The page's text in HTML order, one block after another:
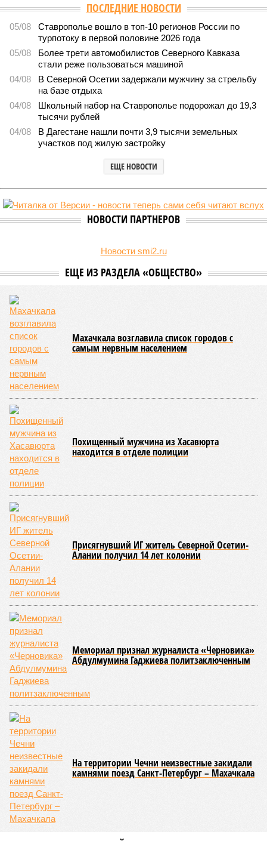
ПОСЛЕДНИЕ НОВОСТИ
05/08
Ставрополье вошло в топ-10 регионов России по
турпотоку в первой половине 2026 года
05/08
Более трети автомобилистов Северного Кавказа
стали реже пользоваться машиной
04/08
В Северной Осетии задержали мужчину за стрельбу
на базе отдыха
04/08
Школьный набор на Ставрополье подорожал до 19,3
тысячи рублей
04/08
В Дагестане нашли почти 3,9 тысячи земельных
участков под жилую застройку
ЕЩЕ НОВОСТИ
НОВОСТИ ПАРТНЕРОВ
Новости smi2.ru
ЕЩЕ ИЗ РАЗДЕЛА «ОБЩЕСТВО»
Махачкала возглавила список городов с
самым нервным населением
Похищенный мужчина из Хасавюрта
находится в отделе полиции
Присягнувший ИГ житель Северной Осетии-
Алании получил 14 лет колонии
Мемориал признал журналиста «Черновика»
Абдулмумина Гаджиева политзаключенным
На территории Чечни неизвестные закидали
камнями поезд Санкт-Петербург – Махачкала